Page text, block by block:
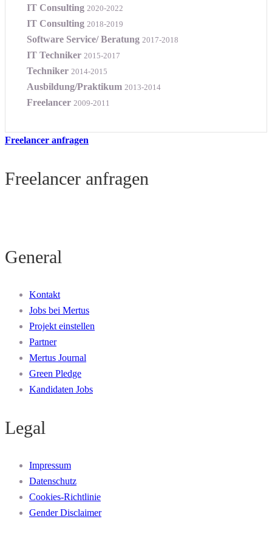
IT Consulting 2020-2022
IT Consulting 2018-2019
Software Service/ Beratung 2017-2018
IT Techniker 2015-2017
Techniker 2014-2015
Ausbildung/Praktikum 2013-2014
Freelancer 2009-2011
Freelancer anfragen
Freelancer anfragen
General
Kontakt
Jobs bei Mertus
Projekt einstellen
Partner
Mertus Journal
Green Pledge
Kandidaten Jobs
Legal
Impressum
Datenschutz
Cookies-Richtlinie
Gender Disclaimer